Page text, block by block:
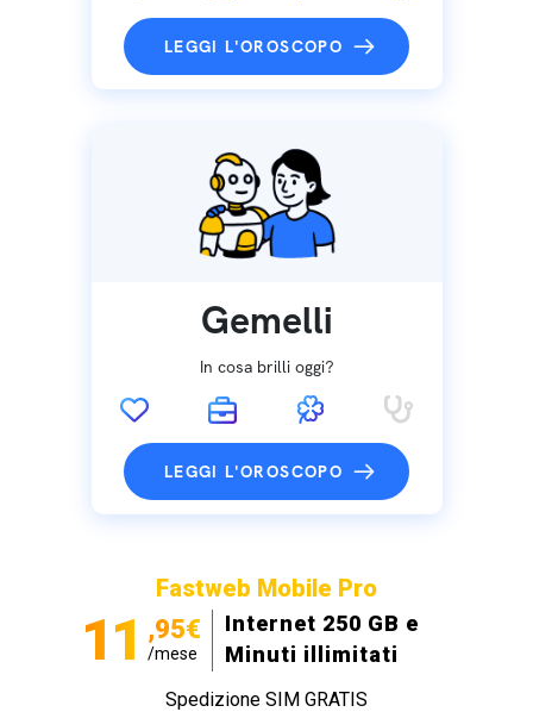
LEGGI L'OROSCOPO
Gemelli
In cosa brilli oggi?
LEGGI L'OROSCOPO
Fastweb Mobile Pro
11 ,95€
/mese
Internet 250 GB e
Minuti illimitati
Spedizione SIM GRATIS